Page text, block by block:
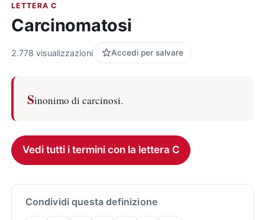
LETTERA C
Carcinomatosi
2.778 visualizzazioni Accedi per salvare
Sinonimo di carcinosi.
Vedi tutti i termini con la lettera C
Condividi questa definizione